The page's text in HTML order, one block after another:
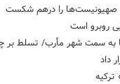
صهیونیست‌ها را درهم شکست
روبرو است
به سمت شهر مأرب/ تسلط بر
داد